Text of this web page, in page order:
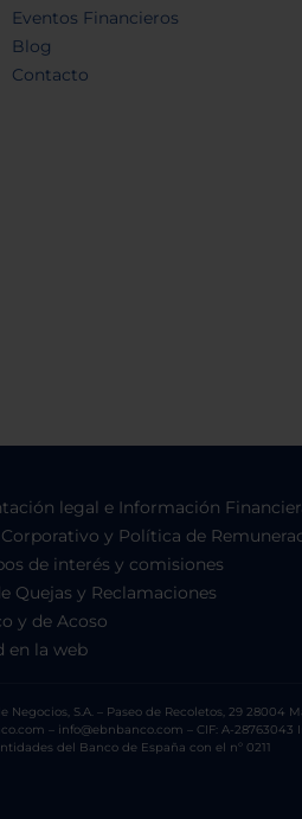
Eventos Financieros
Blog
Contacto
legal e Información
y Política de
de interés y comisiones
Quejas y Reclamaciones
y de Acoso
en la web
Negocios, S.A. – Paseo de Recoletos, 29 28004
– info@ebnbanco.com – CIF: A-28763043
del Banco de España con el nº 0211